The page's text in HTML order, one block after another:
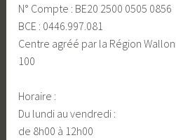
N° Compte : BE20 2500 0505 0856
BCE : 0446.997.081
Centre agréé par la Région
100
Horaire :
Du lundi au vendredi :
de 8h00 à 12h00